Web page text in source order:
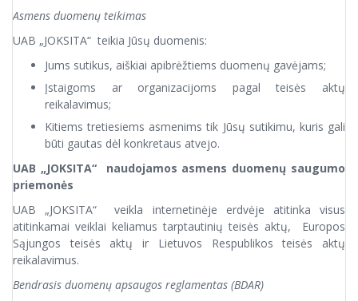
Asmens duomenų teikimas
UAB „JOKSITA“ teikia Jūsų duomenis:
Jums sutikus, aiškiai apibrėžtiems duomenų gavėjams;
Įstaigoms ar organizacijoms pagal teisės aktų
reikalavimus;
Kitiems tretiesiems asmenims tik Jūsų sutikimu, kuris gali
būti gautas dėl konkretaus atvejo.
UAB „JOKSITA“ naudojamos asmens duomenų saugumo
priemonės
UAB „JOKSITA“ veikla internetinėje erdvėje atitinka visus
atitinkamai veiklai keliamus tarptautinių teisės aktų, Europos
Sąjungos teisės aktų ir Lietuvos Respublikos teisės aktų
reikalavimus.
Bendrasis duomenų apsaugos reglamentas (BDAR)